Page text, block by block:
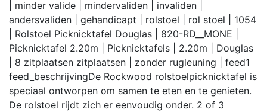
| minder valide | mindervaliden | invaliden |
andersvaliden | gehandicapt | rolstoel | rol stoel | 1054
| Rolstoel Picknicktafel Douglas | 820-RD__MONE |
Picknicktafel 2.20m | Picknicktafels | 2.20m | Douglas
| 8 zitplaatsen zitplaatsen | zonder rugleuning |
feed1
feed_beschrijvingDe Rockwood rolstoelpicknicktafel is
speciaal ontworpen om samen te eten en te genieten.
De rolstoel rijdt zich er eenvoudig onder. 2 of 3